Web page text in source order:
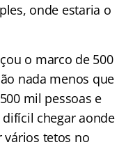
onde estaria o
o marco de 500
nada menos que
mil pessoas e
chegar aonde
vários tetos no